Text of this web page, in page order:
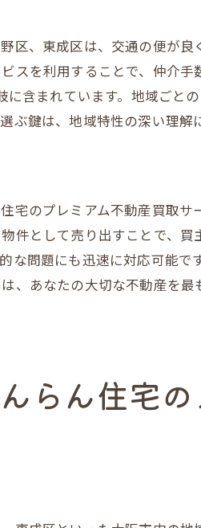
区、東成区は、交通の便が良
スを利用することで、仲介手
含まれています。地域ごと
鍵は、地域特性の深い理解
のプレミアム不動産買取サ
件として売り出すことで、買
な問題にも迅速に対応可能で
、あなたの大切な不動産を最
らん住宅の